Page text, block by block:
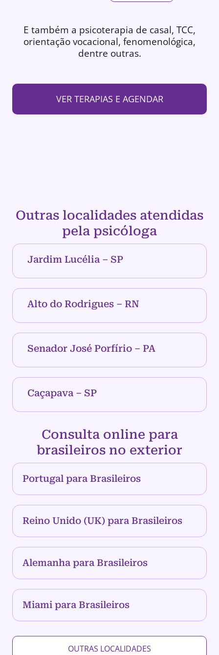
E também a psicoterapia de casal, TCC,
orientação vocacional, fenomenológica,
dentre outras.
VER TERAPIAS E AGENDAR
Outras localidades atendidas
pela psicóloga
Jardim Lucélia – SP
Alto do Rodrigues – RN
Senador José Porfírio – PA
Caçapava – SP
Consulta online para
brasileiros no exterior
Portugal para Brasileiros
Reino Unido (UK) para Brasileiros
Alemanha para Brasileiros
Miami para Brasileiros
OUTRAS LOCALIDADES